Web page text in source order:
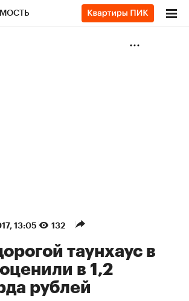
13:05 132
таунхаус в
в 1,2
рублей